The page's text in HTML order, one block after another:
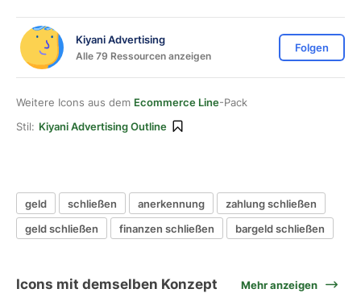
Kiyani Advertising
Alle 79 Ressourcen anzeigen
Folgen
Weitere Icons aus dem Ecommerce Line-Pack
Stil: Kiyani Advertising Outline
geld schließen anerkennung
zahlung schließen
geld schließen
finanzen schließen bargeld schließen
Icons mit demselben Konzept Mehr anzeigen